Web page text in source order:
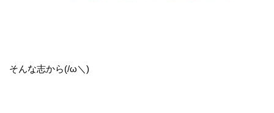
そんな志から(/ω＼)